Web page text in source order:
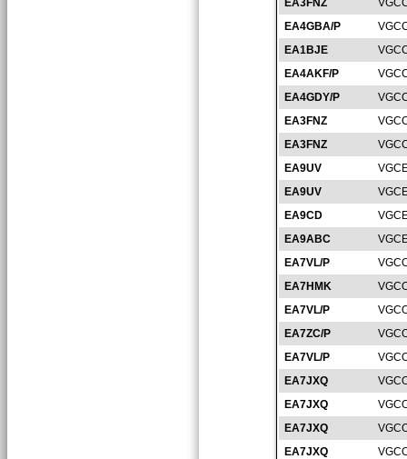
EA3FNZ
EA4GBA/P
EA1BJE
EA4AKF/P
EA4GDY/P
EA3FNZ
EA3FNZ
EA9UV
EA9UV
EA9CD
EA9ABC
EA7VL/P
EA7HMK
EA7VL/P
EA7ZC/P
EA7VL/P
EA7JXQ
EA7JXQ
EA7JXQ
EA7JXQ